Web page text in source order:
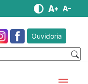
Ouvidoria